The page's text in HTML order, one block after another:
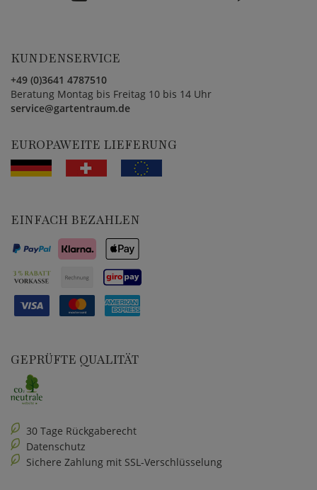
KUNDENSERVICE
+49 (0)3641 4787510
Beratung Montag bis Freitag 10 bis 14 Uhr
service@gartentraum.de
EUROPAWEITE LIEFERUNG
EINFACH BEZAHLEN
GEPRÜFTE QUALITÄT
30 Tage Rückgaberecht
Datenschutz
Sichere Zahlung mit SSL-Verschlüsselung